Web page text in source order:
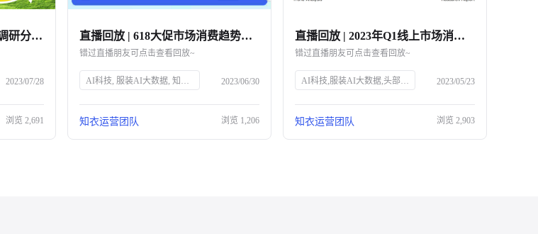
直播回放 | 户外行业机会点调研分析报告解读
2023/07/28
浏览 2,691
直播回放 | 618大促市场消费趋势复盘解读
错过直播朋友可点击查看回放~
AI科技, 服装AI大数据, 知衣科技, 头部企业, 人工智能, 服装行业, 数据分析, 技术创新, 智能解决方案, 时尚技术 2023/06/30
知衣运营团队 浏览 1,206
直播回放 | 2023年Q1线上市场消费趋势解读
错过直播朋友可点击查看回放~
AI科技,服装AI大数据,头部企业,知衣科技,官网SEO 2023/05/23
知衣运营团队 浏览 2,903